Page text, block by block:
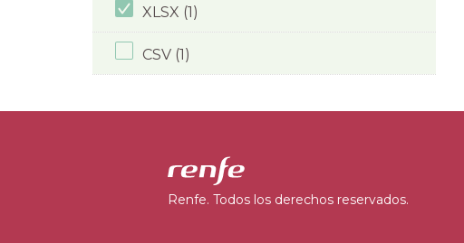
XLSX (1)
CSV (1)
Renfe. Todos los derechos reservados.